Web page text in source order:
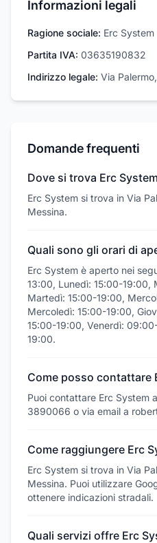
Informazioni legali
Ragione sociale: Erc System
Partita IVA: 03635190832
Indirizzo legale: Via
Domande frequenti
Dove si trova Erc
Erc System si trova in Via
Messina.
Quali sono gli orari di
Erc System è aperto nei
13:00, Lunedì: 15:00-19:00,
Martedì: 15:00-19:00,
Mercoledì: 15:00-19:00,
15:00-19:00, Venerdì:
19:00.
Come posso contattare
Puoi contattare Erc System
3890066 o via email a
Come raggiungere Erc
Erc System si trova in Via
Messina. Puoi utilizzare
ottenere indicazioni stradali.
Quali servizi offre Erc